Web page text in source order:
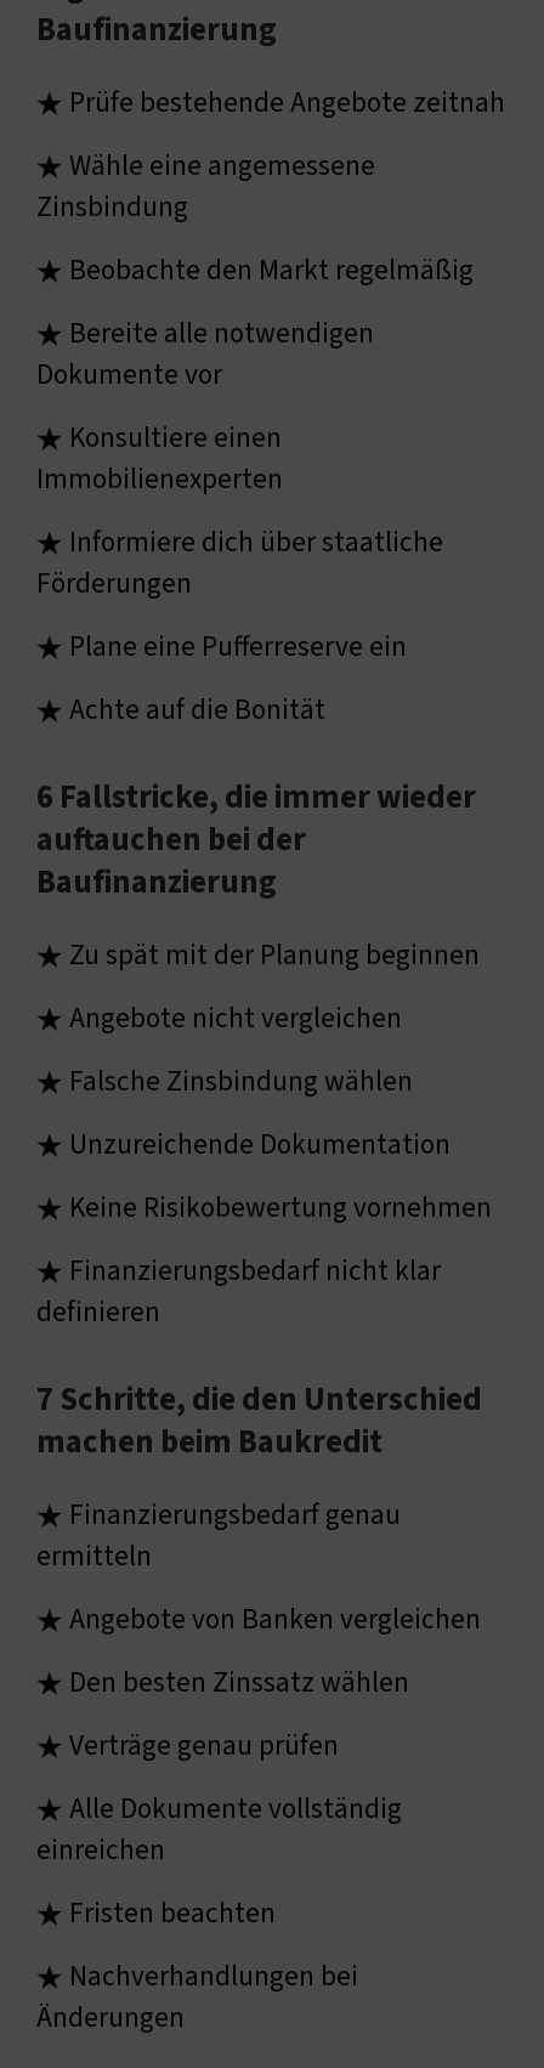
Baufinanzierung
★ Prüfe bestehende Angebote zeitnah
★ Wähle eine angemessene
Zinsbindung
★ Beobachte den Markt regelmäßig
★ Bereite alle notwendigen
Dokumente vor
★ Konsultiere einen
Immobilienexperten
★ Informiere dich über staatliche
Förderungen
★ Plane eine Pufferreserve ein
★ Achte auf die Bonität
6 Fallstricke, die immer wieder
auftauchen bei der
Baufinanzierung
★ Zu spät mit der Planung beginnen
★ Angebote nicht vergleichen
★ Falsche Zinsbindung wählen
★ Unzureichende Dokumentation
★ Keine Risikobewertung vornehmen
★ Finanzierungsbedarf nicht klar
definieren
7 Schritte, die den Unterschied
machen beim Baukredit
★ Finanzierungsbedarf genau
ermitteln
★ Angebote von Banken vergleichen
★ Den besten Zinssatz wählen
★ Verträge genau prüfen
★ Alle Dokumente vollständig
einreichen
★ Fristen beachten
★ Nachverhandlungen bei
Änderungen